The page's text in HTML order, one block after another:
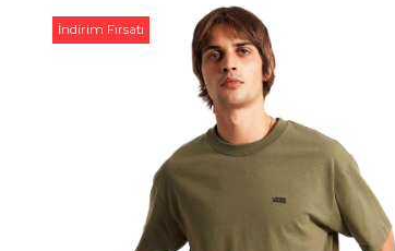
İndirim Fırsatı